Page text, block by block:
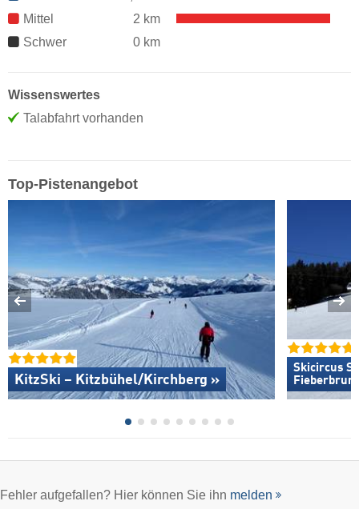
Mittel
2 km
Schwer
0 km
Wissenswertes
Talabfahrt vorhanden
Top-Pistenangebot
KitzSki – Kitzbühel/​Kirchberg »
Skicircus
Fehler aufgefallen? Hier können Sie ihn melden